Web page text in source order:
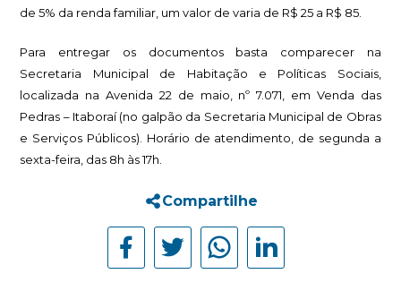
de 5% da renda familiar, um valor de varia de R$ 25 a R$ 85.
Para entregar os documentos basta comparecer na
Secretaria Municipal de Habitação e Políticas Sociais,
localizada na Avenida 22 de maio, nº 7.071, em Venda das
Pedras – Itaboraí (no galpão da Secretaria Municipal de Obras
e Serviços Públicos). Horário de atendimento, de segunda a
sexta-feira, das 8h às 17h.
Compartilhe